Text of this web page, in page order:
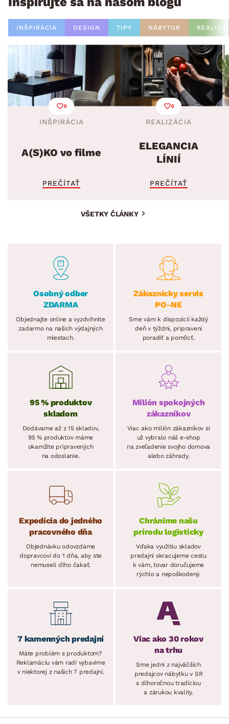
INŠPIRÁCIA DESIGN TIPY NÁBYTOK
0
INŠPIRÁCIA
A(S)KO vo filme
PREČÍTAŤ
0
REALIZÁCIA
ELEGANCIA
LÍNIÍ
PREČÍTAŤ
VŠETKY ČLÁNKY
Osobný odber
ZDARMA
Objednajte online a vyzdvihnite
zadarmo na našich výdajných
miestach.
Zákaznícky servis
PO–NE
Sme vám k dispozícii každý
deň v týždni, pripravení
poradiť a pomôcť.
95 % produktov
skladom
Dodávame až z 15 skladov,
95 % produktov máme
okamžite pripravených
na odoslanie.
Milión spokojných
zákazníkov
Viac ako milión zákazníkov si
už vybralo náš e-shop
na zveľadenie svojho domova
alebo záhrady.
Expedícia do jedného
pracovného dňa
Objednávku odovzdáme
dopravcovi do 1 dňa, aby ste
nemuseli dlho čakať.
Chránime našu
prírodu logisticky
Vďaka využitiu skladov
predajní skracujeme cestu
k vám, tovar doručujeme
rýchlo a nepoškodený.
7 kamenných predajní
Máte problém s produktom?
Reklamáciu vám radi vybavíme
v niektorej z našich 7 predajní.
Viac ako 30 rokov
na trhu
Sme jedni z najväčších
predajcov nábytku v SR
s dlhoročnou tradíciou
a zárukou kvality.